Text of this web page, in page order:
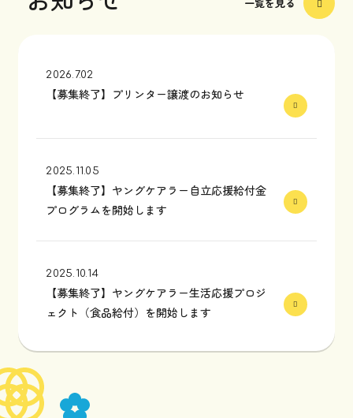
一覧を見る
2026.7.02
【募集終了】プリンター譲渡のお知らせ
2025.11.05
【募集終了】ヤングケアラー自立応援給付金
プログラムを開始します
2025.10.14
【募集終了】ヤングケアラー生活応援プロジ
ェクト（食品給付）を開始します